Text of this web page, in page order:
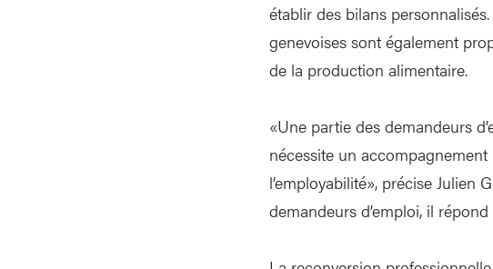
établir des bilans
genevoises sont également
de la production alimentaire.
«Une partie des demandeurs
nécessite un
l’employabilité», précise Julien
demandeurs d’emploi, il